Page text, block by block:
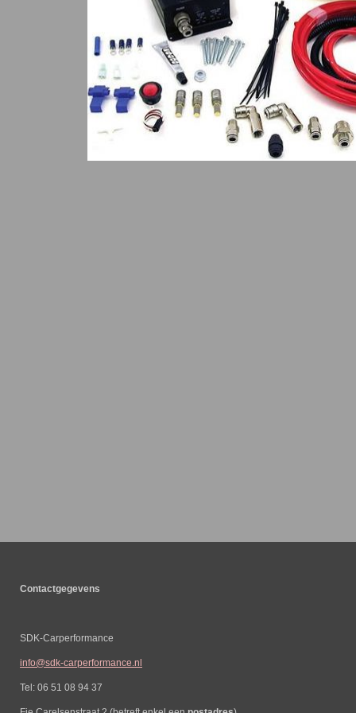
Contactgegevens
SDK-Carperformance
info@sdk-carperformance.nl
Tel: 06 51 08 94 37